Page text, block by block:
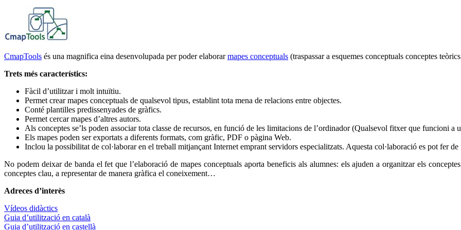
CmapTools és una magnifica eina desenvolupada per poder elaborarmapes conceptuals (traspassar a esquemes conceptuals conceptes
Trets més característics:
Fàcil d’utilitzar i molt intuïtiu.
Permet crear mapes conceptuals de qualsevol tipus, establint tota mena de relacions entre objectes.
Conté plantilles predissenyades de gràfics.
Permet cercar mapes d’altres autors.
Als conceptes se’ls poden associar tota classe de recursos, en funció de les limitacions de l’ordinador (Qualsevol fitxer que funcioni
Els mapes poden ser exportats a diferents formats, com gràfic, PDF o pàgina Web.
Inclou la possibilitat de col·laborar en el treball mitjançant Internet emprant servidors especialitzats. Aquesta col·laboració es pot fer
No podem deixar de banda el fet que l’elaboració de mapes conceptuals aporta beneficis als alumnes: els ajuden a organitzar els
conceptes clau, a representar de manera gràfica el coneixement…
Adreces d’interès
Vídeos didàctics
Guia d’utilització en català
Guia d’utilització en castellà